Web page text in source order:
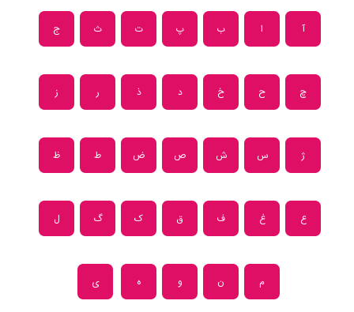
آ ا ب پ ت ث ج
چ ح خ د ذ ر ز
ژ س ش ص ض ط ظ
ع غ ف ق ک گ ل
م ن و ه ی